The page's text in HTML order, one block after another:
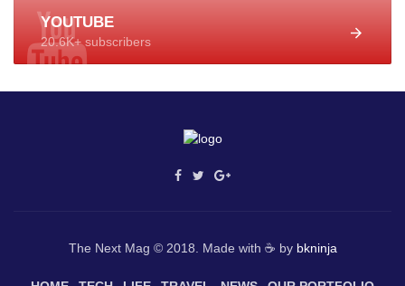
YOUTUBE
20.6K+ subscribers
The Next Mag © 2018. Made with ☕ by bkninja